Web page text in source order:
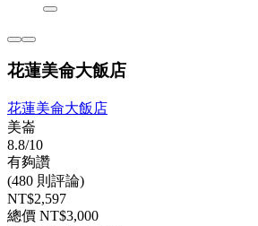
花蓮美侖大飯店
花蓮美侖大飯店
美崙
8.8/10
有夠讚
(480 則評論)
NT$2,597
總價 NT$3,000